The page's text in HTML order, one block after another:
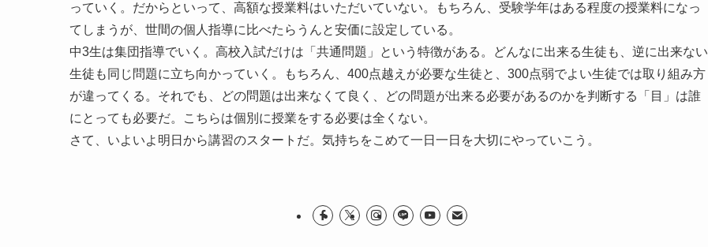
っていく。だからといって、高額な授業料はいただいていない。もちろん、受験学年はある程度の授業料になっ
てしまうが、世間の個人指導に比べたらうんと安価に設定している。
中3生は集団指導でいく。高校入試だけは「共通問題」という特徴がある。どんなに出来る生徒も、逆に出来ない
生徒も同じ問題に立ち向かっていく。もちろん、400点越えが必要な生徒と、300点弱でよい生徒では取り組み方
が違ってくる。それでも、どの問題は出来なくて良く、どの問題が出来る必要があるのかを判断する「目」は誰
にとっても必要だ。こちらは個別に授業をする必要は全くない。
さて、いよいよ明日から講習のスタートだ。気持ちをこめて一日一日を大切にやっていこう。